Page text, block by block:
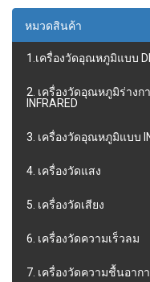
หมวดสินค้า
1.เครื่องวัดอุณหภูมิแบบ
2. เครื่องวัดอุณหภูมิร่างก
INFRARED
3. เครื่องวัดอุณหภูมิแบบ
4. เครื่องวัดแสง
5. เครื่องวัดเสียง
6. เครื่องวัดความเร็วลม
7. เครื่องวัดความชื้นอาก